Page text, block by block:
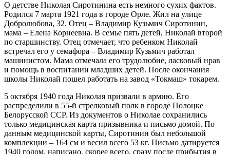
О детстве Николая Сиротинина есть немного сухих фактов.
Родился 7 марта 1921 года в городе Орле. Жил на улице
Добролюбова, 32. Отец – Владимир Кузьмич Сиротинин,
мама – Елена Корнеевна. В семье пять детей, Николай второй
по старшинству. Отец отмечает, что ребенком Николай
встречал его у семафора – Владимир Кузьмич работал
машинистом. Мама отмечала его трудолюбие, ласковый нрав
и помощь в воспитании младших детей. После окончания
школы Николай пошел работать на завод «Токмаш» токарем.
5 октября 1940 года Николая призвали в армию. Его
распределили в 55-й стрелковый полк в городе Полоцке
Белорусской ССР. Из документов о Николае сохранились
только медицинская карта призывника и письмо домой. По
данным медицинской карты, Сиротинин был небольшой
комплекции – 164 см и весил всего 53 кг. Письмо датируется
1940 годом, написано, скорее всего, сразу после прибытия в